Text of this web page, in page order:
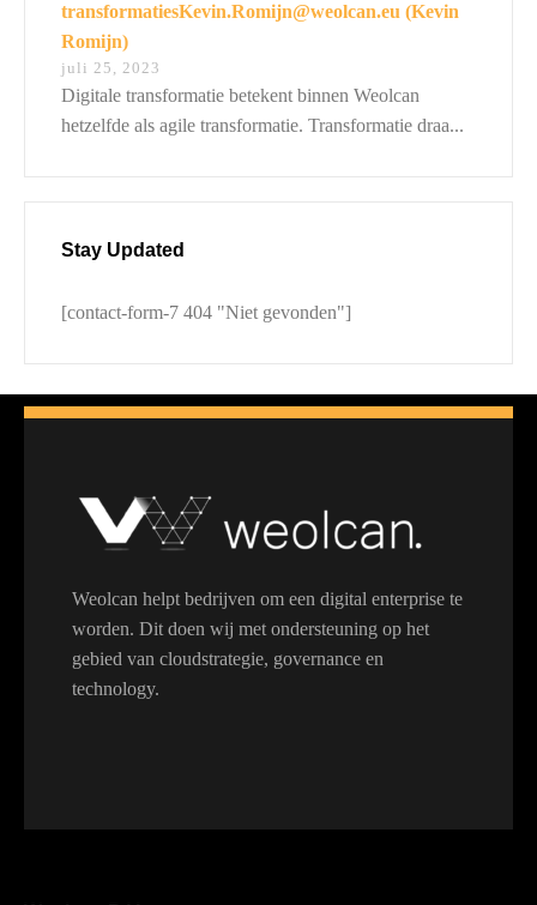
transformatiesKevin.Romijn@weolcan.eu (Kevin
Romijn)
juli 25, 2023
Digitale transformatie betekent binnen Weolcan
hetzelfde als agile transformatie. Transformatie draa...
Stay Updated
[contact-form-7 404 "Niet gevonden"]
Weolcan helpt bedrijven om een digital enterprise te
worden. Dit doen wij met ondersteuning op het
gebied van cloudstrategie, governance en
technology.